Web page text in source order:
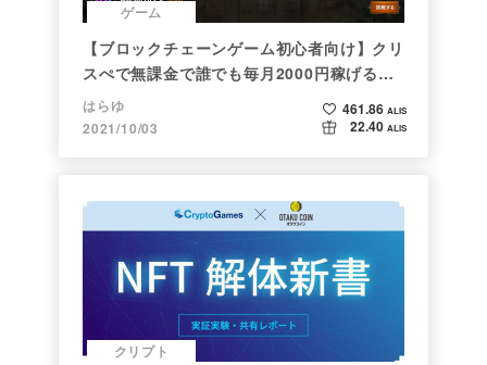
ゲーム
【ブロックチェーンゲーム初心者向け】クリ
スぺで無課金で誰でも毎月2000円稼げる時
代がきた
はらゆ
2021/10/03
461.86 ALIS
22.40 ALIS
クリプト